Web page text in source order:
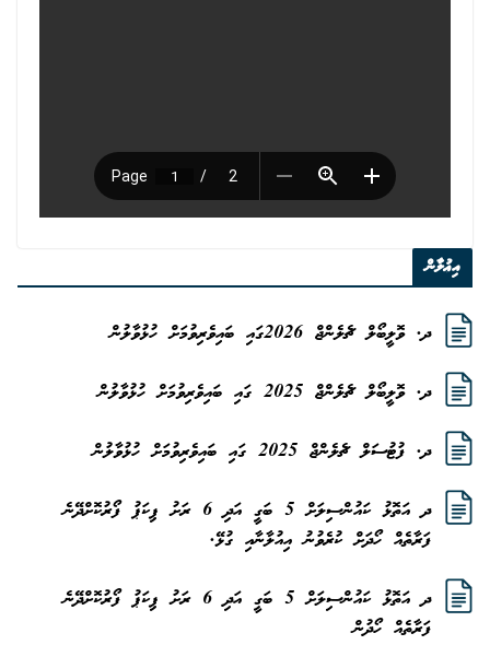
އިޢުލާން
ދ. ވޮލީބޯލް ޗެލެންޖް 2026ގައި ބައިވެރިވުމަށް ހުޅުވާލުން
ދ. ވޮލީބޯލް ޗެލެންޖް 2025 ގައި ބައިވެރިވުމަށް ހުޅުވާލުން
ދ. ފުޓުސަލް ޗެލެންޖް 2025 ގައި ބައިވެރިވުމަށް ހުޅުވާލުން
ދ އަތޮޅު ކައުންސިލަށް 5 ބަގީ އަދި 6 ރަށު ޕިކަޕު ފޯރުކޮށްދޭނެ
ފަރާތެއް ހޯދަށް ކުރެވުނު އިއުލާނާއި ގުޅޭ.
ދ އަތޮޅު ކައުންސިލަށް 5 ބަގީ އަދި 6 ރަށު ޕިކަޕު ފޯރުކޮށްދޭނެ
ފަރާތެއް ހޯދުން